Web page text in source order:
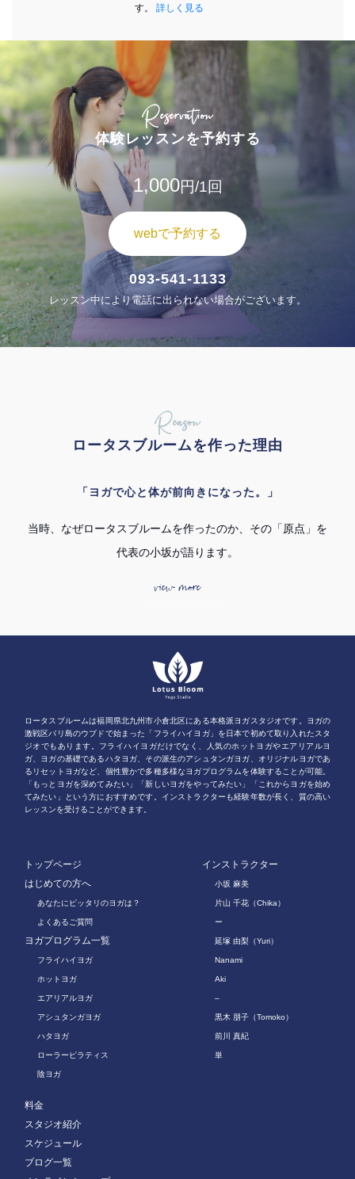
す。 詳しく見る
Reservation
体験レッスンを予約する
1,000円/1回
webで予約する
093-541-1133
レッスン中により電話に出られない場合がございます。
Reason
ロータスブルームを作った理由
「ヨガで心と体が前向きになった。」
当時、なぜロータスブルームを作ったのか、その「原点」を
代表の小坂が語ります。
view more
ロータスブルームは福岡県北九州市小倉北区にある本格派ヨガスタジオです。ヨガの
激戦区バリ島のウブドで始まった「フライハイヨガ」を日本で初めて取り入れたスタ
ジオでもあります。フライハイヨガだけでなく、人気のホットヨガやエアリアルヨ
ガ、ヨガの基礎であるハタヨガ、その派生のアシュタンガヨガ、オリジナルヨガであ
るリセットヨガなど、個性豊かで多種多様なヨガプログラムを体験することが可能。
「もっとヨガを深めてみたい」「新しいヨガをやってみたい」「これからヨガを始め
てみたい」という方におすすめです。インストラクターも経験年数が長く、質の高い
レッスンを受けることができます。
トップページ
はじめての方へ
あなたにピッタリのヨガは？
よくあるご質問
ヨガプログラム一覧
フライハイヨガ
ホットヨガ
エアリアルヨガ
アシュタンガヨガ
ハタヨガ
ローラーピラティス
陰ヨガ
インストラクター
小坂 麻美
片山 千花（Chika）
ー
延塚 由梨（Yuri）
Nanami
Aki
–
黒木 朋子（Tomoko）
前川 真紀
単
料金
スタジオ紹介
スケジュール
ブログ一覧